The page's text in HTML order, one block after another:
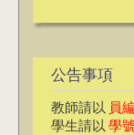
公告事項
教師請以 員
學生請以 學